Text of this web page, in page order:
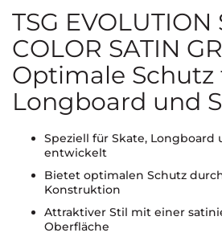
TSG EVOLUTION
COLOR SATIN
Optimale Schutz
Longboard und
Speziell für Skate, Longboard
entwickelt
Bietet optimalen Schutz
Konstruktion
Attraktiver Stil mit einer
Oberfläche